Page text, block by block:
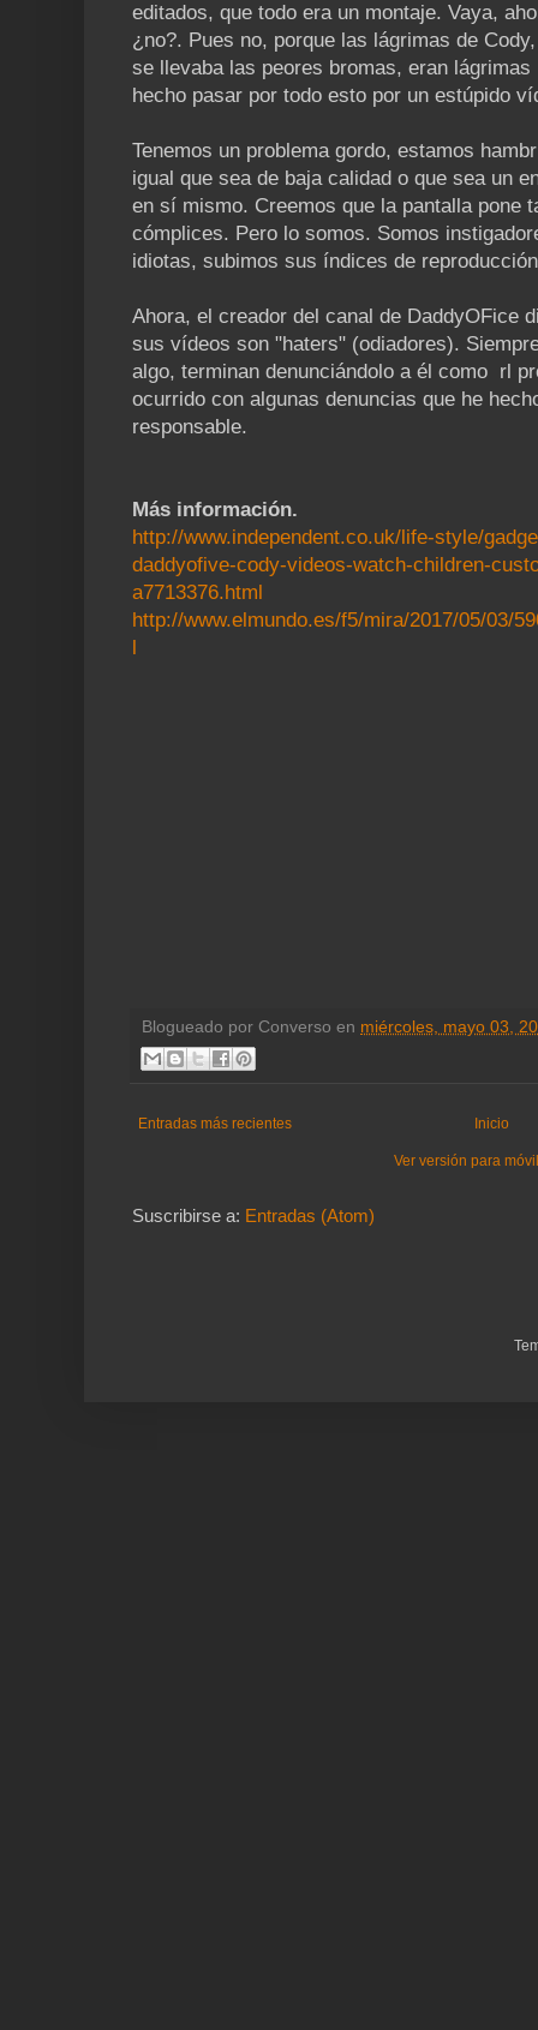
editados, que todo era un montaje. Vaya,
¿no?. Pues no, porque las lágrimas de
se llevaba las peores bromas, eran
hecho pasar por todo esto por un estúpido
Tenemos un problema gordo, estamos
igual que sea de baja calidad o que sea un
en sí mismo. Creemos que la pantalla pone
cómplices. Pero lo somos. Somos
idiotas, subimos sus índices de
Ahora, el creador del canal de DaddyOFice
sus vídeos son "haters" (odiadores).
algo, terminan denunciándolo a él como rl
ocurrido con algunas denuncias que he
responsable.
Más información.
http://www.independent.co.uk/life-style/
daddyofive-cody-videos-watch-children-
a7713376.html
http://www.elmundo.es/f5/mira/2017/05/03/
Blogueado por Converso en miércoles, mayo 03,
Entradas más recientes Inicio
Ver versión para
Suscribirse a: Entradas (Atom)